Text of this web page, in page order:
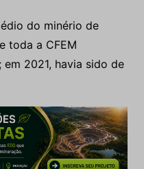
do minério de
toda a CFEM
em 2021, havia sido de